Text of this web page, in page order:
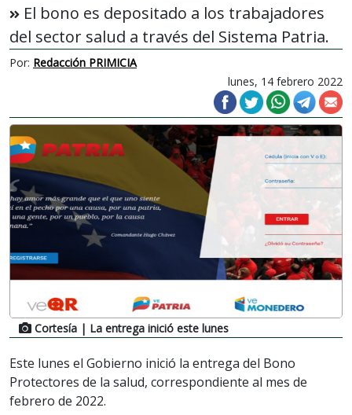
El bono es depositado a los trabajadores
del sector salud a través del Sistema Patria.
Por: Redacción PRIMICIA
lunes, 14 febrero 2022
Cortesía | La entrega inició este lunes
Este lunes el Gobierno inició la entrega del Bono
Protectores de la salud, correspondiente al mes de
febrero de 2022.